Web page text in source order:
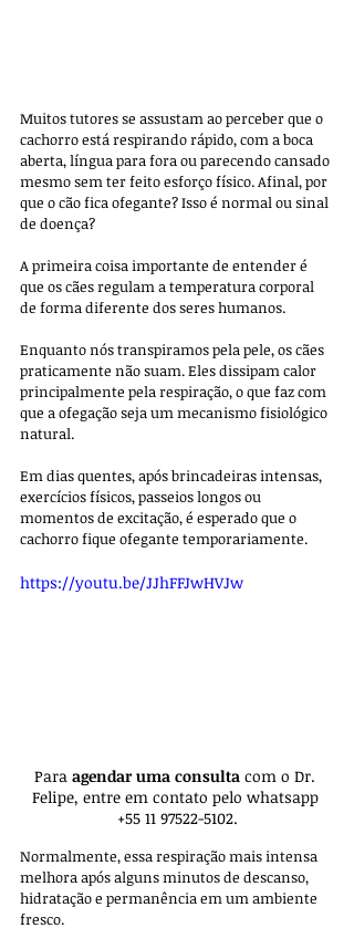
Muitos tutores se assustam ao perceber que o
cachorro está respirando rápido, com a boca
aberta, língua para fora ou parecendo cansado
mesmo sem ter feito esforço físico. Afinal, por
que o cão fica ofegante? Isso é normal ou sinal
de doença?
A primeira coisa importante de entender é
que os cães regulam a temperatura corporal
de forma diferente dos seres humanos.
Enquanto nós transpiramos pela pele, os cães
praticamente não suam. Eles dissipam calor
principalmente pela respiração, o que faz com
que a ofegação seja um mecanismo fisiológico
natural.
Em dias quentes, após brincadeiras intensas,
exercícios físicos, passeios longos ou
momentos de excitação, é esperado que o
cachorro fique ofegante temporariamente.
https://youtu.be/JJhFFJwHVJw
Para agendar uma consulta com o Dr.
Felipe, entre em contato pelo whatsapp
+55 11 97522-5102.
Normalmente, essa respiração mais intensa
melhora após alguns minutos de descanso,
hidratação e permanência em um ambiente
fresco.